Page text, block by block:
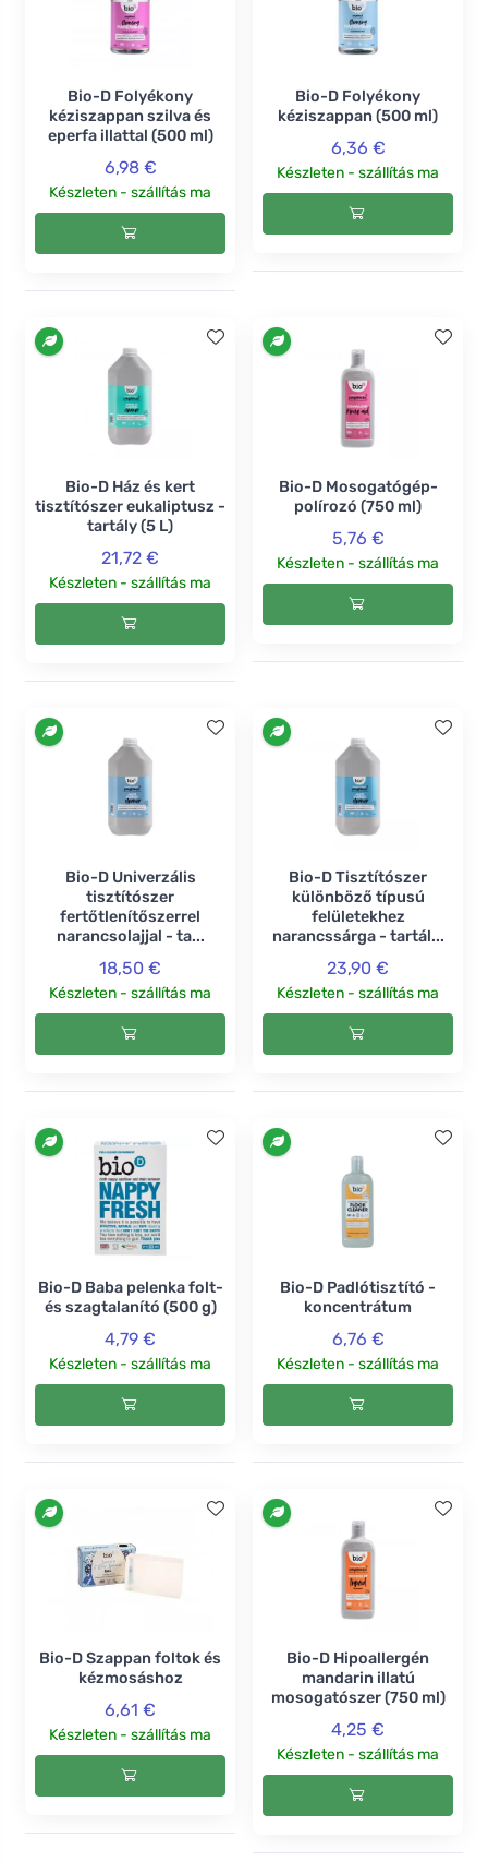
Bio-D Folyékony
kéziszappan szilva és
eperfa illattal (500 ml)
6,98 €
Készleten - szállítás ma
Bio-D Folyékony
kéziszappan (500 ml)
6,36 €
Készleten - szállítás ma
Bio-D Ház és kert
tisztítószer eukaliptusz -
tartály (5 L)
21,72 €
Készleten - szállítás ma
Bio-D Mosogatógép-
polírozó (750 ml)
5,76 €
Készleten - szállítás ma
Bio-D Univerzális
tisztítószer
fertőtlenítőszerrel
narancsolajjal - ta...
18,50 €
Készleten - szállítás ma
Bio-D Tisztítószer
különböző típusú
felületekhez
narancssárga - tartál...
23,90 €
Készleten - szállítás ma
Bio-D Baba pelenka folt-
és szagtalanító (500 g)
4,79 €
Készleten - szállítás ma
Bio-D Padlótisztító -
koncentrátum
6,76 €
Készleten - szállítás ma
Bio-D Szappan foltok és
kézmosáshoz
6,61 €
Készleten - szállítás ma
Bio-D Hipoallergén
mandarin illatú
mosogatószer (750 ml)
4,25 €
Készleten - szállítás ma